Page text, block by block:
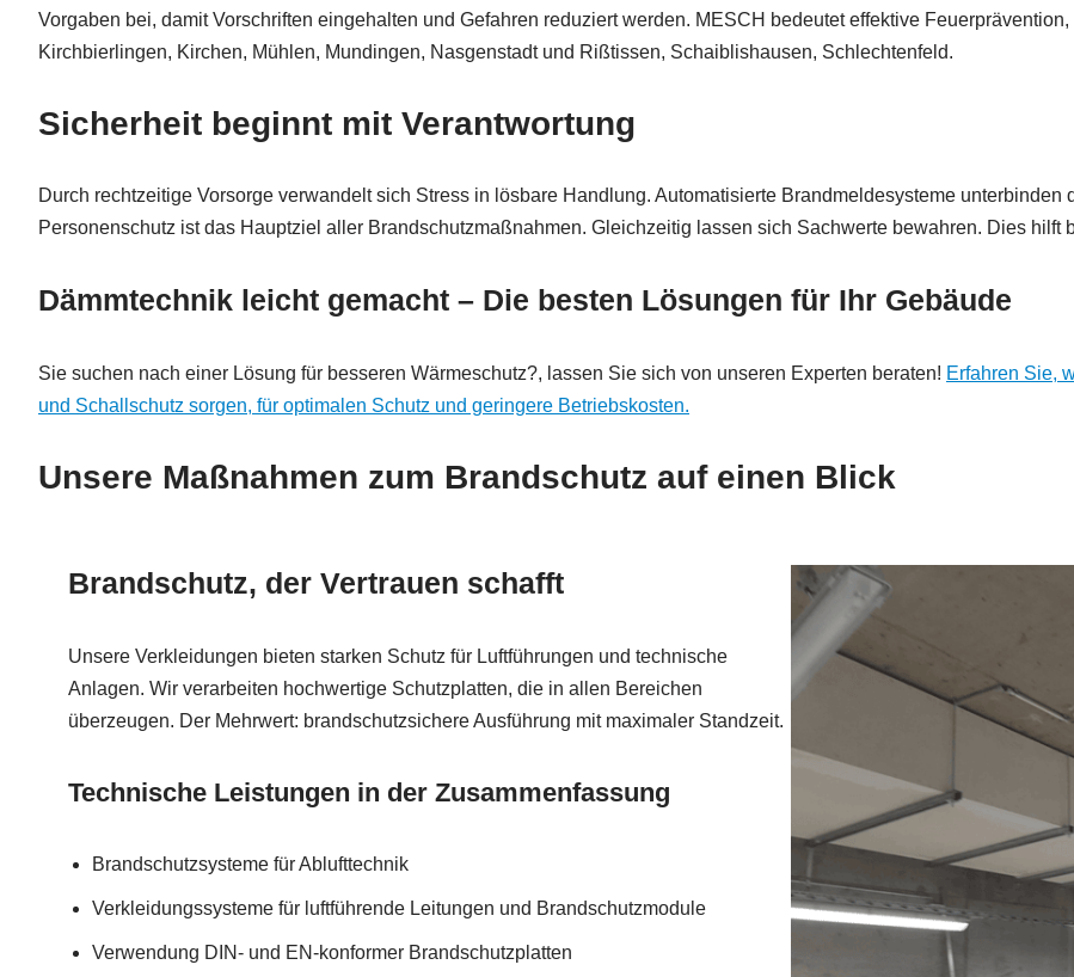
Vorgaben bei, damit Vorschriften eingehalten und Gefahren reduziert werden. MESCH bedeutet effektive
Kirchbierlingen, Kirchen, Mühlen, Mundingen, Nasgenstadt und Rißtissen, Schaiblishausen, Schlechtenfeld.
Sicherheit beginnt mit Verantwortung
Durch rechtzeitige Vorsorge verwandelt sich Stress in lösbare Handlung. Automatisierte Brandmeldesysteme
Personenschutz ist das Hauptziel aller Brandschutzmaßnahmen. Gleichzeitig lassen sich Sachwerte bewahren. Dies hilft
Dämmtechnik leicht gemacht – Die besten Lösungen für Ihr Gebäude
Sie suchen nach einer Lösung für besseren Wärmeschutz?, lassen Sie sich von unseren Experten beraten! Erfahren Sie,
und Schallschutz sorgen, für optimalen Schutz und geringere Betriebskosten.
Unsere Maßnahmen zum Brandschutz auf einen Blick
Brandschutz, der Vertrauen schafft
Unsere Verkleidungen bieten starken Schutz für Luftführungen und technische
Anlagen. Wir verarbeiten hochwertige Schutzplatten, die in allen Bereichen
überzeugen. Der Mehrwert: brandschutzsichere Ausführung mit maximaler Standzeit.
Technische Leistungen in der Zusammenfassung
Brandschutzsysteme für Ablufttechnik
Verkleidungssysteme für luftführende Leitungen und Brandschutzmodule
Verwendung DIN- und EN-konformer Brandschutzplatten